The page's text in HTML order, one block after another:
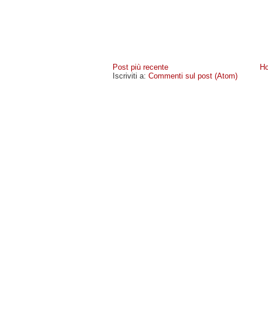
Post più recente
Iscriviti a: Commenti sul post (Atom)